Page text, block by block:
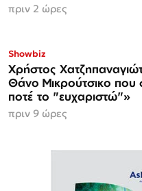
πριν 2 ώρες
Showbiz
Χρήστος
Θάνο Μικρούτσικο που
ποτέ το "ευχαριστώ"»
πριν 9 ώρες